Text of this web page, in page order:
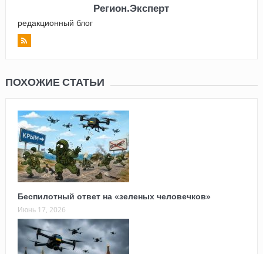
Регион.Эксперт
редакционный блог
ПОХОЖИЕ СТАТЬИ
Беспилотный ответ на «зеленых человечков»
Июнь 17, 2026